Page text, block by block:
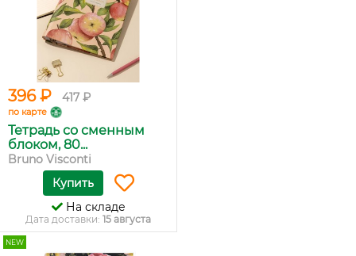
396 ₽ 417 ₽
по карте
Тетрадь со сменным
блоком, 80...
Bruno Visconti
Купить
На складе
Дата доставки: 15 августа
NEW